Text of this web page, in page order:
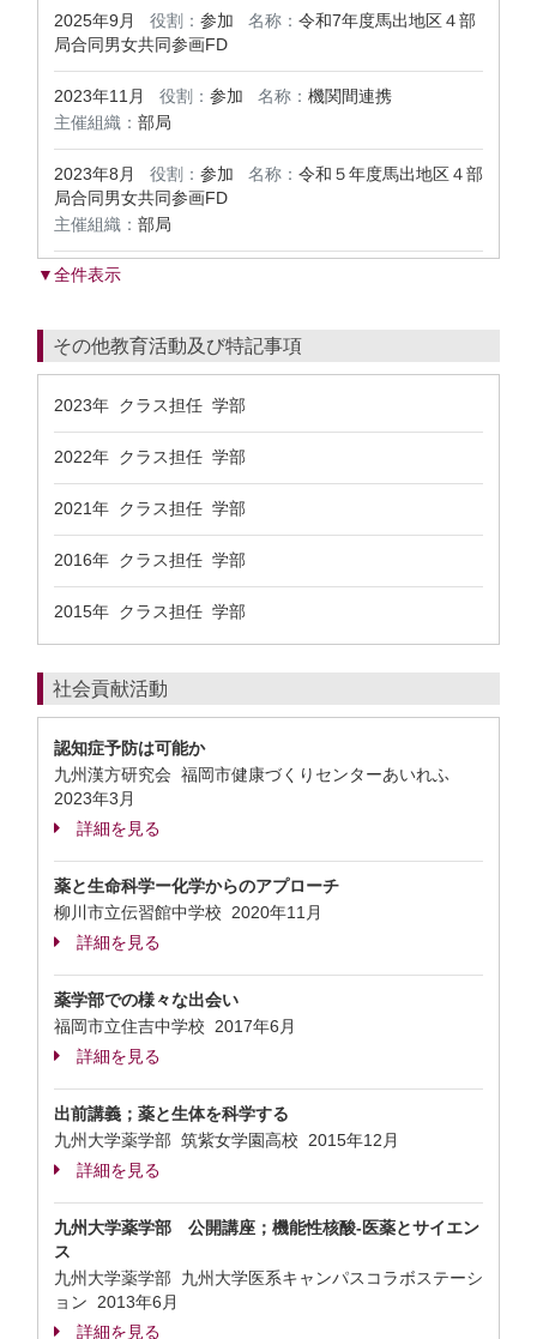
2025年9月 役割： 参加 名称： 令和7年度馬出地区４部
局合同男女共同参画FD
2023年11月 役割： 参加 名称： 機関間連携
主催組織： 部局
2023年8月 役割： 参加 名称： 令和５年度馬出地区４部
局合同男女共同参画FD
主催組織： 部局
▼全件表示
その他教育活動及び特記事項
2023年 クラス担任 学部
2022年 クラス担任 学部
2021年 クラス担任 学部
2016年 クラス担任 学部
2015年 クラス担任 学部
社会貢献活動
認知症予防は可能か
九州漢方研究会 福岡市健康づくりセンターあいれふ
2023年3月
詳細を見る
薬と生命科学ー化学からのアプローチ
柳川市立伝習館中学校 2020年11月
詳細を見る
薬学部での様々な出会い
福岡市立住吉中学校 2017年6月
詳細を見る
出前講義；薬と生体を科学する
九州大学薬学部 筑紫女学園高校 2015年12月
詳細を見る
九州大学薬学部 公開講座；機能性核酸-医薬とサイエン
ス
九州大学薬学部 九州大学医系キャンパスコラボステーシ
ョン 2013年6月
詳細を見る